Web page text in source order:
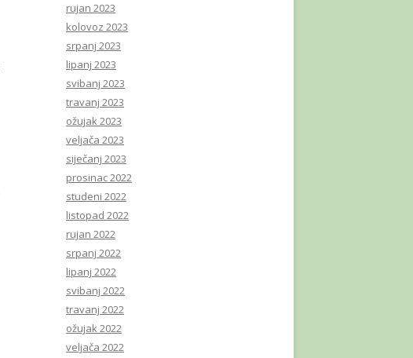
rujan 2023
kolovoz 2023
srpanj 2023
lipanj 2023
svibanj 2023
travanj 2023
ožujak 2023
veljača 2023
siječanj 2023
prosinac 2022
studeni 2022
listopad 2022
rujan 2022
srpanj 2022
lipanj 2022
svibanj 2022
travanj 2022
ožujak 2022
veljača 2022